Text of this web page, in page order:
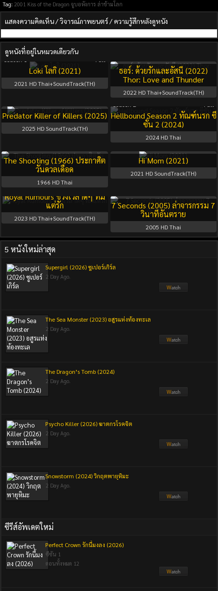
Tag: 2001 Kiss of the Dragon จูบอหังการ ล่าข้ามโลก
แสดงความคิดเห็น / วิจารณ์ภาพยนตร์ / ความรู้สึกหลังดูหนัง
ดูหนังที่อยู่ในหมวดเดียวกัน
Loki โลกิ (2021)
2021 HD Thai+SoundTrack(TH)
ธอร์: ด้วยรักและอัสนี (2022)
Thor: Love and Thunder
2022 HD Thai+SoundTrack(TH)
Predator Killer of Killers (2025)
2025 HD SoundTrack(TH)
Hellbound Season 2 ทัณฑ์นรก ซี
ซั่น 2 (2024)
2024 HD Thai
The Shooting (1966) ประกาศิต
วันดวลเดือด
1966 HD Thai
Hi Mom (2021)
2021 HD SoundTrack(TH)
Royal Rumours ช่วงเวลาดีๆ ที่มี
แต่รัก
2023 HD Thai+SoundTrack(TH)
7 Seconds (2005) ล่าจารกรรม 7
วินาทีอันตราย
2005 HD Thai
5 หนังใหม่ล่าสุด
Supergirl (2026) ซูเปอร์เกิร์ล
2 Day Ago.
The Sea Monster (2023) อสูรแห่งท้องทะเล
2 Day Ago.
The Dragon’s Tomb (2024)
2 Day Ago.
Psycho Killer (2026) ฆาตกรโรคจิต
2 Day Ago.
Snowstorm (2024) วิกฤตพายุหิมะ
2 Day Ago.
ซีรีส์อัพเดตใหม่
Perfect Crown รักนี้มงลง (2026)
ซีซัน 1
ตอนทั้งหมด 12